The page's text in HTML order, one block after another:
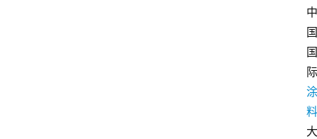
中
国
国
际
涂
料
大